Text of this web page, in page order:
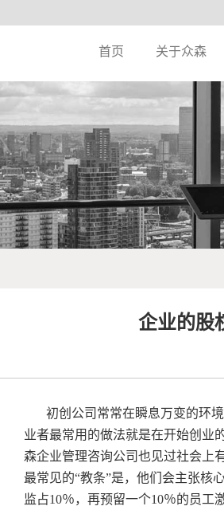
首页 关于众森
企业的股
初创公司常常在瞬息万变的环
业者最常用的做法就是在开始创业
森企业管理咨询公司也见过社会上
最常见的“教条”是，他们会主张核
监占10％，再预留一个10％的员工